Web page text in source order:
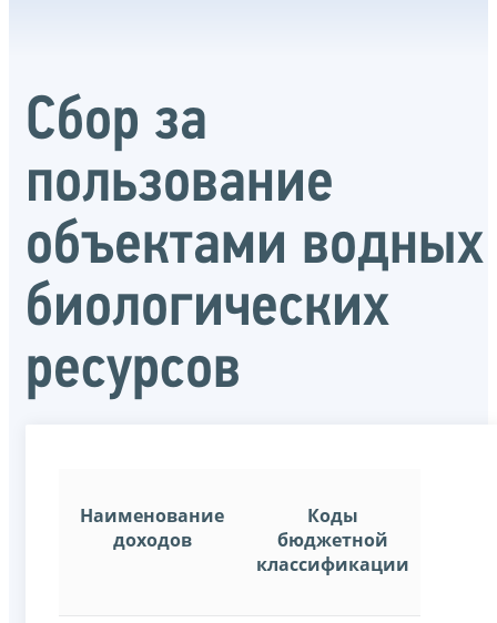
Сбор за
пользование
объектами водных
биологических
ресурсов
Наименование
доходов
Коды
бюджетной
классификации